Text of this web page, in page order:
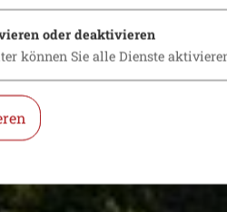
oder deaktivieren
können Sie alle Dienste